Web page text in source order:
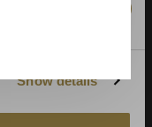
Show details